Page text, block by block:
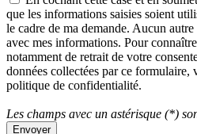
que les informations saisies soient
le cadre de ma demande. Aucun
avec mes informations. Pour
notamment de retrait de votre
données collectées par ce formulaire,
politique de confidentialité.
Les champs avec un astérisque (*)
Envoyer